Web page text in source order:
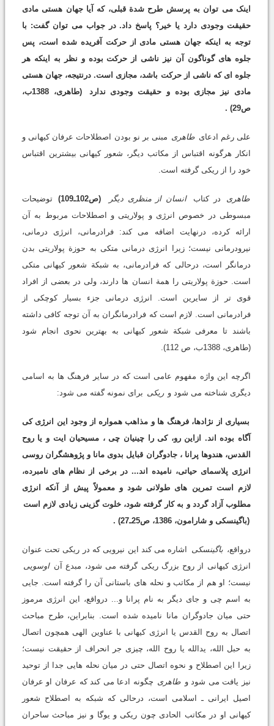
اینک می توان به پرسش طرح شدة قبلی، که آیا جهان هستی مادی
حقیقت وجودی دارد یا خیر؟ پاسخ داد. در جواب می توان گفت: با
توجه به اینکه جهان هستی مادی از حرکت آفریده شده است، پس
جلوه های گوناگون آن نیز ناشی از حرکت بوده و نظر به اینکه هر
جلوه ای که ناشی از حرکت باشد، مجازی است. درنتیجه، جهان هستی
مادی نیز مجازی بوده و حقیقت وجودی ندارد
(طاهری، 1388ب،
ص29)
.
علی رغم ادعای طاهری مبنی بر نو بودن اصطلاحات عرفان کیهانی و
انکار هرگونه اقتباس از مکاتب دیگر، شعور کیهانی بیشترین اقتباس
خود را از ریکی گرفته است.
طاهری در کتاب انسان از منظری دیگر (ص102ـ109)
توضیحات
مبسوطی در خصوص انرژی و پولاریتی و اصطلاحات مربوط به آن
ارائه کرده، درنهایت اضافه می کند: فرادرمانی، انرژی درمانی،
نیرودرمانی نیست؛ زیرا انرژی درمانی متکی به حوزة پولاریتی بدن
درمانگر است، درحالی که فرادرمانی، به شبکة شعور کیهانی متکی
است. حوزة پولاریتی را همة انسان ها دارند، ولی در بعضی از افراد
قوی تر از سایرین است. انرژی درمانی جزء بسیار کوچکی از
فرادرمانی است. لازم است که فرادرمانگران به آن توجه کافی داشته
باشند تا معرفی شبکة شعور کیهانی به بهترین نحوی انجام شود
(طاهری، 1388ب، ص 112).
اگرچه این واژه مفهوم عامی است که در سایر فرهنگ ها به اسامی
دیگری شناخته می شود و ریکی برای نمونه گفته می شود:
بسیاری از نژادها، فرهنگ ها و مذاهب همواره از وجود این انرژی کی
آگاه بوده اند. ازاین رو، کی را چینیان چی ، مسیحیان ایت و یا روح
القدس، هندوها پرانا ، جادوگران قبایل بدوی مانا و پژوهشگران روسی
انرژی پلاسمای حیاتی، نامیده اند... در برخی از نظام های نامبرده،
لازم است تمرین های طولانی شود و معمولاً پیش از آنکه انرژی
مطلوب آزاد گردد و به کار گرفته شود، خلوت گزینی زیادی لازم است
(باگینسکی و شارامون، 1386، ص25ـ27)
.
درواقع، باگینسکی
اشاره می کند این نیرویی که در ریکی تحت عنوان
انرژی کیهانی از روح بزرگ ریکی گرفته می شود، مبدع آن اوسویی
نیست؛ او هم از مکاتب و نحله های باستانی آن را گرفته است. جایی
به اسم چی و جای دیگر به نام پرانا و... درواقع، این انرژی مرموز
حتی میان جادوگران مانا نامیده شده است. بنابراین، طرح مباحث
اتصال به روح القدس یا انرژی کیهانی با عناوین الهی همچون اتصال
به حبل الله، یدالله یا روح الله، چیزی جر انحراف از حقیقت نیست؛
زیرا این اصطلاح و نحوه اتصال حتی در میان نحله هایی جدا از توحید
نیز یافت می شود و طاهری چگونه ادعا می کند که عرفان او عرفان
اصیل ایرانی ـ اسلامی است، درحالی که شبکه به اصطلاح شعور
کیهانی او در مکاتب الحادی چون ریکی و یوگا و نیز مباحث ساحران